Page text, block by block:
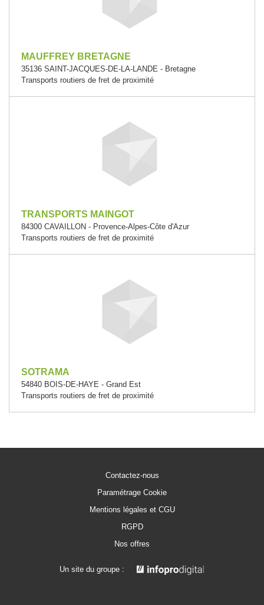
MAUFFREY BRETAGNE
35136 SAINT-JACQUES-DE-LA-LANDE - Bretagne
Transports routiers de fret de proximité
TRANSPORTS MAINGOT
84300 CAVAILLON - Provence-Alpes-Côte d'Azur
Transports routiers de fret de proximité
SOTRAMA
54840 BOIS-DE-HAYE - Grand Est
Transports routiers de fret de proximité
Contactez-nous
Paramétrage Cookie
Mentions légales et CGU
RGPD
Nos offres
Un site du groupe :